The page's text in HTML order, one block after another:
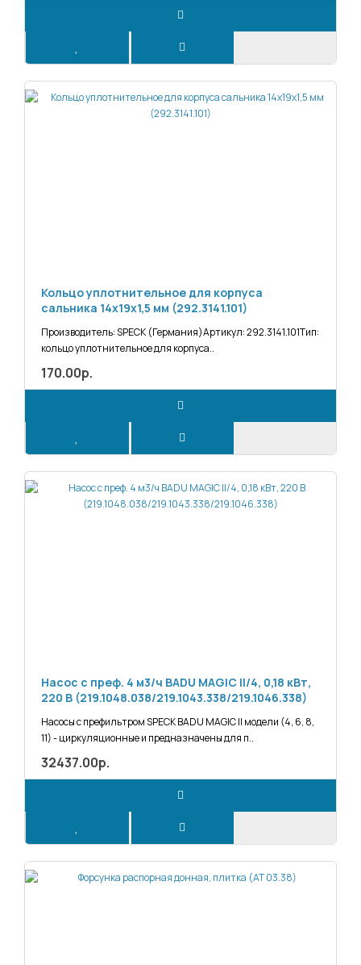
Кольцо уплотнительное для корпуса
сальника 14х19х1,5 мм (292.3141.101)
Производитель: SPECK (Германия)Артикул: 292.3141.101Тип:
кольцо уплотнительное для корпуса..
170.00р.
Насос с преф. 4 м3/ч BADU MAGIC II/4, 0,18 кВт,
220 В (219.1048.038/219.1043.338/219.1046.338)
Насосы с префильтром SPECK BADU MAGIC II модели (4, 6, 8,
11) - циркуляционные и предназначены для п..
32437.00р.